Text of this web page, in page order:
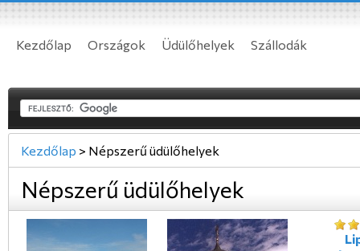
Kezdőlap Országok Üdülőhelyek Szállodák
Kezdőlap > Népszerű üdülőhelyek
Népszerű üdülőhelyek